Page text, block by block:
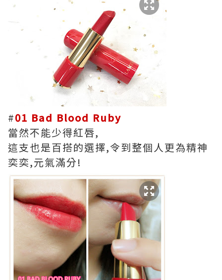
#01 Bad Blood Ruby
當然不能少得紅唇,
這支也是百搭的選擇,令到整個人更為精神
奕奕,元氣滿分!